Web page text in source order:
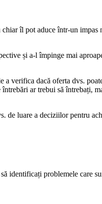
chiar îl pot aduce într-un impas
și a-l împinge mai
a verifica dacă oferta dvs.
ar trebui să întrebați,
de luare a deciziilor pentru
identificați problemele care